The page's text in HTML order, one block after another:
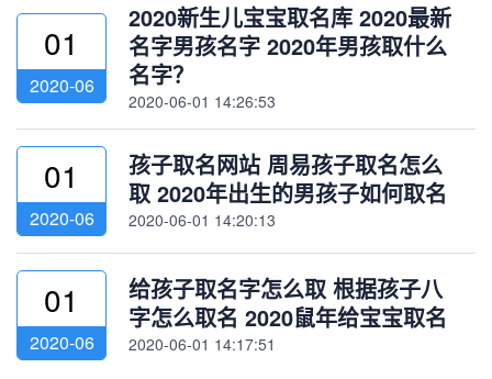
01
2020-06
2020新生儿宝宝取名库 2020最新
名字男孩名字 2020年男孩取什么
名字？
2020-06-01 14:26:53
01
2020-06
孩子取名网站 周易孩子取名怎么
取 2020年出生的男孩子如何取名
2020-06-01 14:20:13
01
2020-06
给孩子取名字怎么取 根据孩子八
字怎么取名 2020鼠年给宝宝取名
2020-06-01 14:17:51